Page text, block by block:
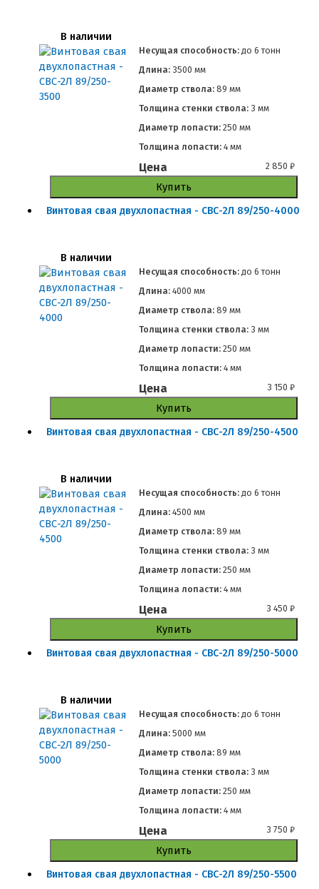
В наличии
Несущая способность: до 6 тонн
Длина:3500 мм
Диаметр ствола:89 мм
Толщина стенки ствола:3 мм
Диаметр лопасти:250 мм
Толщина лопасти:4 мм
Цена 2 850₽
Купить
Винтовая свая двухлопастная - СВС-2Л 89/250-4000
В наличии
Несущая способность: до 6 тонн
Длина:4000 мм
Диаметр ствола:89 мм
Толщина стенки ствола:3 мм
Диаметр лопасти:250 мм
Толщина лопасти:4 мм
Цена 3 150₽
Купить
Винтовая свая двухлопастная - СВС-2Л 89/250-4500
В наличии
Несущая способность: до 6 тонн
Длина:4500 мм
Диаметр ствола:89 мм
Толщина стенки ствола:3 мм
Диаметр лопасти:250 мм
Толщина лопасти:4 мм
Цена 3 450₽
Купить
Винтовая свая двухлопастная - СВС-2Л 89/250-5000
В наличии
Несущая способность: до 6 тонн
Длина:5000 мм
Диаметр ствола:89 мм
Толщина стенки ствола:3 мм
Диаметр лопасти:250 мм
Толщина лопасти:4 мм
Цена 3 750₽
Купить
Винтовая свая двухлопастная - СВС-2Л 89/250-5500